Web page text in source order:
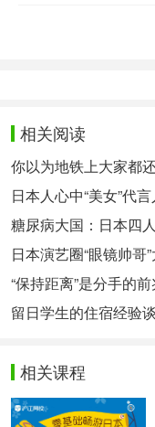
も、女性からし
恭也的台词基本都
也会出现偶然一瞬
样的反差让人很难
从女生看来其实是
方面将绘里香当成
对于喜欢反差的女
了。
3位 千秋真一（
シリーズ
第3位 千秋真一（
相关阅读
你以为地铁上大家都
日本人心中“美女”代
糖尿病大国：日本四
日本演艺圈“眼镜帅哥
“保持距离”是分手的前
留日学生的住宿经验谈
相关课程